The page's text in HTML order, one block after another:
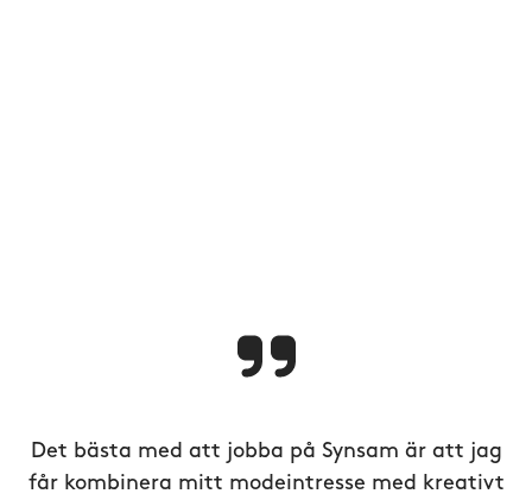
Det bästa med att jobba på Synsam är att jag
får kombinera mitt modeintresse med kreativt